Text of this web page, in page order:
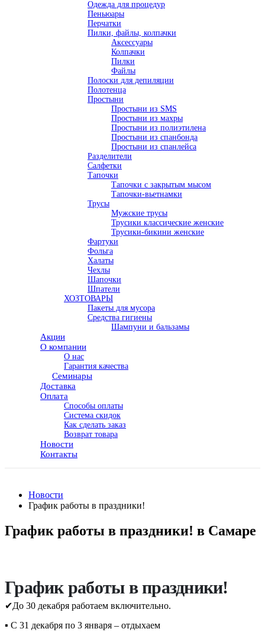
Одежда для процедур
Пеньюары
Перчатки
Пилки, файлы, колпачки
Аксессуары
Колпачки
Пилки
Файлы
Полоски для депиляции
Полотенца
Простыни
Простыни из SMS
Простыни из махры
Простыни из полиэтилена
Простыни из спанбонда
Простыни из спанлейса
Разделители
Салфетки
Тапочки
Тапочки с закрытым мысом
Тапочки-вьетнамки
Трусы
Мужские трусы
Трусики классические женские
Трусики-бикини женские
Фартуки
Фольга
Халаты
Чехлы
Шапочки
Шпатели
ХОЗТОВАРЫ
Пакеты для мусора
Средства гигиены
Шампуни и бальзамы
Акции
О компании
О нас
Гарантия качества
Семинары
Доставка
Оплата
Способы оплаты
Система скидок
Как сделать заказ
Возврат товара
Новости
Контакты
Новости
График работы в праздники!
График работы в праздники! в Самаре
График работы в праздники!
✔До 30 декабря работаем включительно.
▪ С 31 декабря по 3 января – отдыхаем